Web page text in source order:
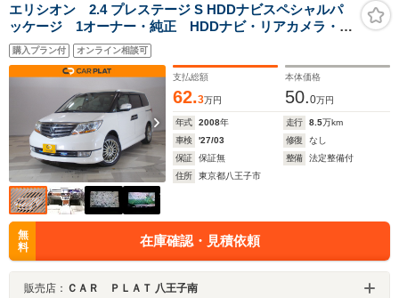
エリシオン 2.4 プレステージ S HDDナビスペシャルパ
ッケージ 1オーナー・純正 HDDナビ・リアカメラ・本
革シートスマートキー・リア両側パワースライドドア・
DVD/CD・ サウンドコンテナ・ディスチャージヘッドラ
イト・パワーシート・社外アルミ・フルセグTV
購入プラン付 オンライン相談可
支払総額
62.3万円
本体価格
50.0万円
年式 2008年 走行 8.5万km
車検
'27/03 修復
なし
保証
保証無 整備
法定整備付
住所
東京都八王子市
無
料
在庫確認・見積依頼
販売店： ＣＡＲ ＰＬＡＴ 八王子南